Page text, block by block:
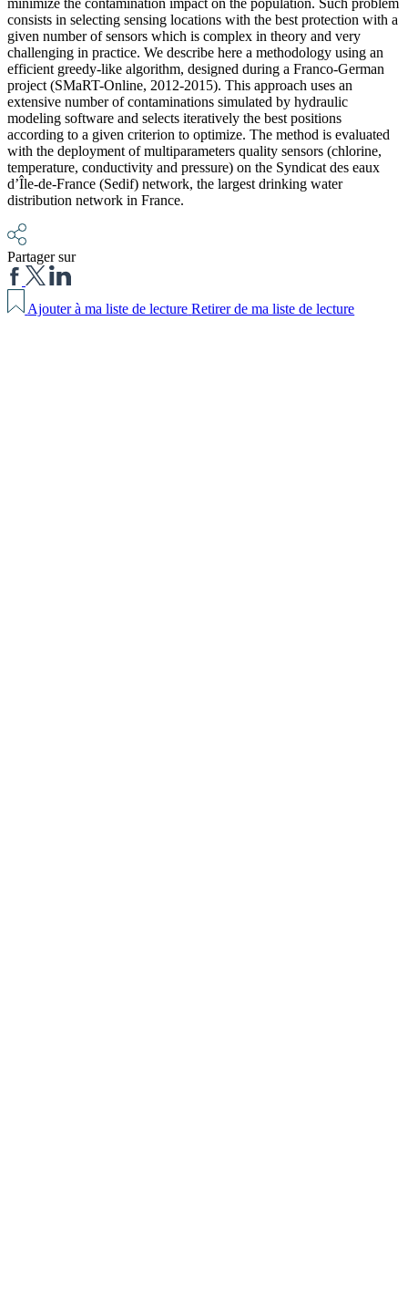
consists in selecting sensing locations with the best protection with a
given number of sensors which is complex in theory and very
challenging in practice. We describe here a methodology using an
efficient greedy-like algorithm, designed during a Franco-German
project (SMaRT-Online, 2012-2015). This approach uses an
extensive number of contaminations simulated by hydraulic
modeling software and selects iteratively the best positions
according to a given criterion to optimize. The method is evaluated
with the deployment of multiparameters quality sensors (chlorine,
temperature, conductivity and pressure) on the Syndicat des eaux
d’Île-de-France (Sedif) network, the largest drinking water
distribution network in France.
Partager sur
Ajouter à ma liste de lecture Retirer de ma liste de lecture